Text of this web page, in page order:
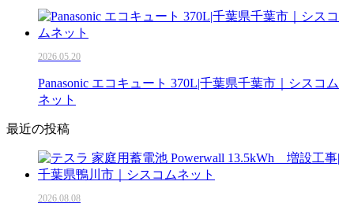
2026.05.20
Panasonic エコキュート 370L|千葉県千葉市｜シスコム
ネット
最近の投稿
2026.08.08